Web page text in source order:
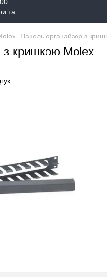
Панель органайзер з
з кришкою Molex